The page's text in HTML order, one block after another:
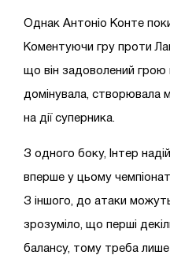
Однак Антоніо Конте
Коментуючи гру проти
що він задоволений
домінувала, створювала
на дії суперника.
З одного боку, Інтер
вперше у цьому
З іншого, до атаки
зрозуміло, що перші
балансу, тому треба